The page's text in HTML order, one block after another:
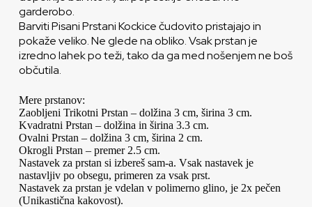
garderobo.
Barviti Pisani Prstani Kockice čudovito pristajajo in
pokaže veliko. Ne glede na obliko. Vsak prstan je
izredno lahek po teži, tako da ga med nošenjem ne boš
občutila.
Mere prstanov:
Zaobljeni Trikotni Prstan – dolžina 3 cm, širina 3 cm.
Kvadratni Prstan – dolžina in širina 3.3 cm.
Ovalni Prstan – dolžina 3 cm, širina 2 cm.
Okrogli Prstan – premer 2.5 cm.
Nastavek za prstan si izbereš sam-a. Vsak nastavek je
nastavljiv po obsegu, primeren za vsak prst.
Nastavek za prstan je vdelan v polimerno glino, je 2x pečen
(Unikastična kakovost).